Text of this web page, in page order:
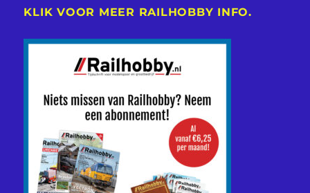
KLIK VOOR MEER RAILHOBBY INFO.